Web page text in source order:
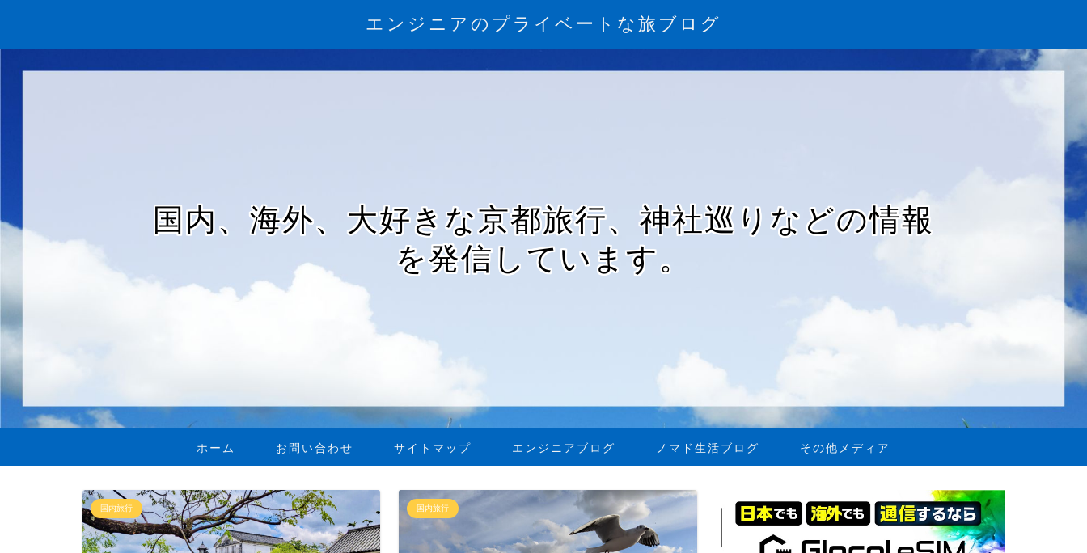
エンジニアのプライベートな旅ブログ
国内、海外、大好きな京都旅行、神社巡りなどの情報
を発信しています。
ホーム お問い合わせ サイトマップ エンジニアブログ ノマド生活ブログ その他メディア
国内旅行 国内旅行